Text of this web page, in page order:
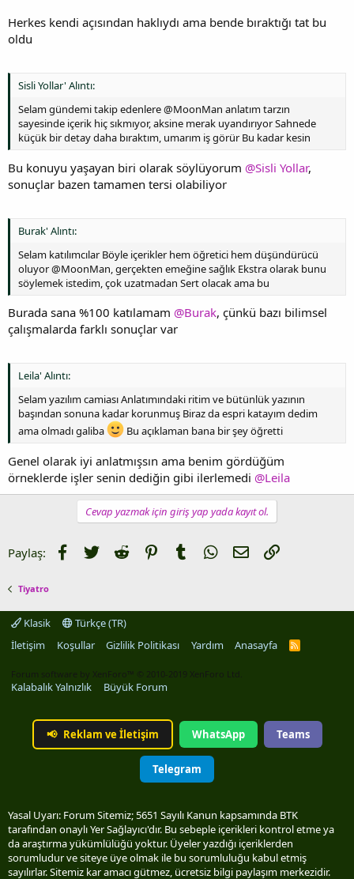
Herkes kendi açısından haklıydı ama bende bıraktığı tat bu
oldu
Sisli Yollar' Alıntı:
Selam gündemi takip edenlere @MoonMan anlatım tarzın
sayesinde içerik hiç sıkmıyor, aksine merak uyandırıyor Sahnede
küçük bir detay daha bıraktım, umarım iş görür Bu kadar kesin
Bu konuyu yaşayan biri olarak söylüyorum @Sisli Yollar,
sonuçlar bazen tamamen tersi olabiliyor
Burak' Alıntı:
Selam katılımcılar Böyle içerikler hem öğretici hem düşündürücü
oluyor @MoonMan, gerçekten emeğine sağlık Ekstra olarak bunu
söylemek istedim, çok uzatmadan Sert olacak ama bu
Burada sana %100 katılamam @Burak, çünkü bazı bilimsel
çalışmalarda farklı sonuçlar var
Leila' Alıntı:
Selam yazılım camiası Anlatımındaki ritim ve bütünlük yazının
başından sonuna kadar korunmuş Biraz da espri katayım dedim
ama olmadı galiba
Bu açıklaman bana bir şey öğretti
Genel olarak iyi anlatmışsın ama benim gördüğüm
örneklerde işler senin dediğin gibi ilerlemedi @Leila
Cevap yazmak için giriş yap yada kayıt ol.
Paylaş: Facebook
TwitterReddit PinterestTumblrWhatsApp
E-postaLink
Tiyatro
Klasik
Türkçe (TR)
İletişim
Koşullar Gizlilik Politikası Yardım Anasayfa
R
Forum software by XenForo™ © 2010-2019 XenForo Ltd.
Kalabalık Yalnızlık Büyük Forum
📢 Reklam ve İletişim WhatsApp Teams
Telegram
Yasal Uyarı: Forum Sitemiz; 5651 Sayılı Kanun kapsamında BTK
tarafından onaylı Yer Sağlayıcı'dır. Bu sebeple içerikleri kontrol etme ya
da araştırma yükümlülüğü yoktur. Üyeler yazdığı içeriklerden
sorumludur ve siteye üye olmak ile bu sorumluluğu kabul etmiş
sayılırlar. Sitemiz kar amacı gütmez, ücretsiz bilgi paylaşım merkezidir.